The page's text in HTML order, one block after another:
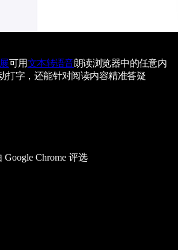
可用文本转语音朗读浏览器中的任意内
打字，还能针对阅读内容精准答疑
Google Chrome 评选